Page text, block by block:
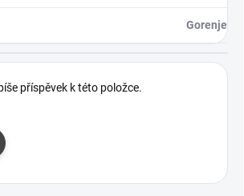
Gorenje
příspěvek k této položce.